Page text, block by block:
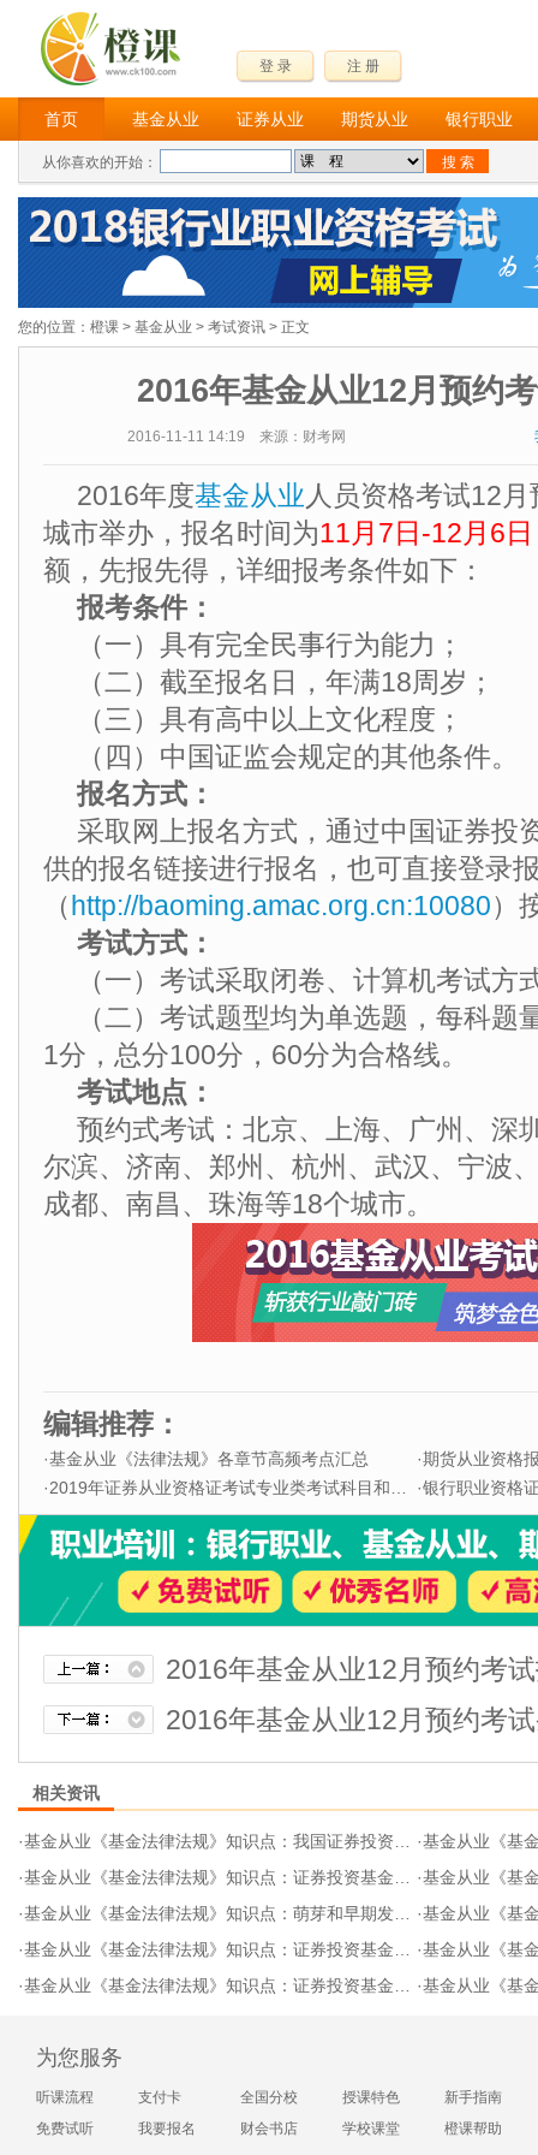
登 录 注 册
首页 基金从业 证券从业 期货从业 银行职业
从你喜欢的开始：
您的位置： 橙课 > 基金从业 > 考试资讯 > 正文
2016年基金从业12月预约
2016-11-11 14:19 来源：财考网
2016年度基金从业 人员资格考试12
城市举办，报名时间为11月7日-12月6日
额，先报先得，详细报考条件如下：
报考条件：
（一）具有完全民事行为能力；
（二）截至报名日，年满18周岁；
（三）具有高中以上文化程度；
（四）中国证监会规定的其他条件。
报名方式：
采取网上报名方式，通过中国证券投
供的报名链接进行报名，也可直接登录
（http://baoming.amac.org.cn:10080）
考试方式：
（一）考试采取闭卷、计算机考试方
（二）考试题型均为单选题，每科题
1分，总分100分，60分为合格线。
考试地点：
预约式考试：北京、上海、广州、深
尔滨、济南、郑州、杭州、武汉、宁波
成都、南昌、珠海等18个城市。
编辑推荐：
·基金从业《法律法规》各章节高频考点汇总 ·期货从业资格
·2019年证券从业资格证考试专业类考试科目和题型 ·银行职业资格证
2016年基金从业12月预约考
2016年基金从业12月预约考
相关资讯
·基金从业《基金法律法规》知识点：我国证券投资基金发展历程 ·基金从业《基金法
·基金从业《基金法律法规》知识点：证券投资基金快速发展阶段 ·基金从业《基金法
·基金从业《基金法律法规》知识点：萌芽和早期发展时期 ·基金从业《基金法
·基金从业《基金法律法规》知识点：证券投资基金的概念 ·基金从业《基金法
·基金从业《基金法律法规》知识点：证券投资基金的基本特点 ·基金从业《基金法
为您服务
听课流程 支付卡 全国分校 授课特色
新手指南
免费试听
我要报名 财会书店 学校课堂 橙课帮助